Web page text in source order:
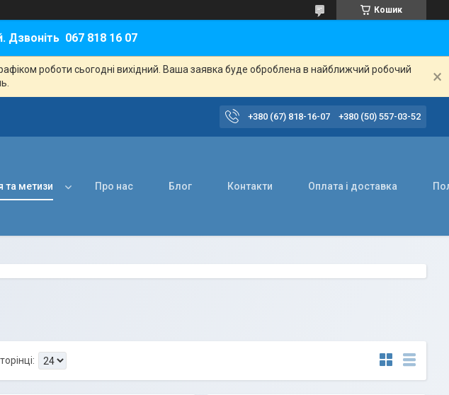
Кошик
Дзвоніть 067 818 16 07
роботи сьогодні вихідний. Ваша заявка буде оброблена в найближчий робочий
+380 (67) 818-16-07 +380 (50) 557-03-52
та метизи Про нас Блог Контакти Оплата і доставка